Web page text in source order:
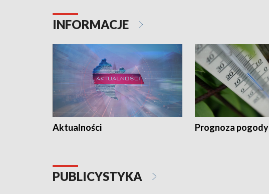
INFORMACJE
Aktualności Prognoza pogody
PUBLICYSTYKA